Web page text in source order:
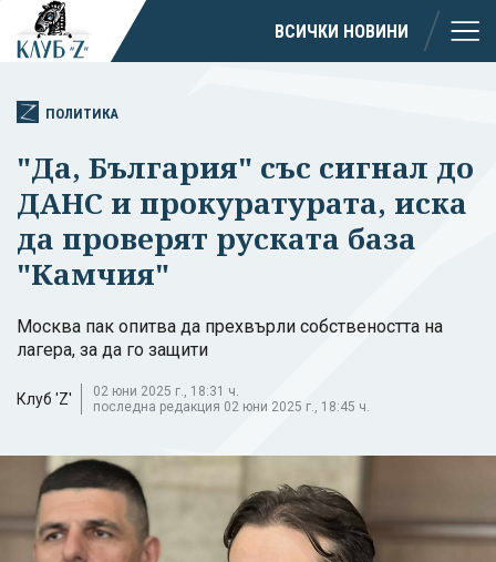
ВСИЧКИ НОВИНИ
ПОЛИТИКА
"Да, България" със сигнал до
ДАНС и прокуратурата, иска
да проверят руската база
"Камчия"
Москва пак опитва да прехвърли собствеността на
лагера, за да го защити
Клуб 'Z'
02 юни 2025 г., 18:31 ч.
последна редакция 02 юни 2025 г., 18:45 ч.